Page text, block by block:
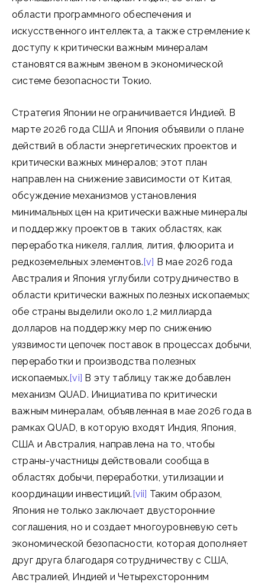
области программного обеспечения и
искусственного интеллекта, а также стремление к
доступу к критически важным минералам
становятся важным звеном в экономической
системе безопасности Токио.
Стратегия Японии не ограничивается Индией. В
марте 2026 года США и Япония объявили о плане
действий в области энергетических проектов и
критически важных минералов; этот план
направлен на снижение зависимости от Китая,
обсуждение механизмов установления
минимальных цен на критически важные минералы
и поддержку проектов в таких областях, как
переработка никеля, галлия, лития, флюорита и
редкоземельных элементов.[v] В мае 2026 года
Австралия и Япония углубили сотрудничество в
области критически важных полезных ископаемых;
обе страны выделили около 1,2 миллиарда
долларов на поддержку мер по снижению
уязвимости цепочек поставок в процессах добычи,
переработки и производства полезных
ископаемых.[vi] В эту таблицу также добавлен
механизм QUAD. Инициатива по критически
важным минералам, объявленная в мае 2026 года в
рамках QUAD, в которую входят Индия, Япония,
США и Австралия, направлена ​​на то, чтобы
страны-участницы действовали сообща в
областях добычи, переработки, утилизации и
координации инвестиций.[vii] Таким образом,
Япония не только заключает двусторонние
соглашения, но и создает многоуровневую сеть
экономической безопасности, которая дополняет
друг друга благодаря сотрудничеству с США,
Австралией, Индией и Четырехсторонним